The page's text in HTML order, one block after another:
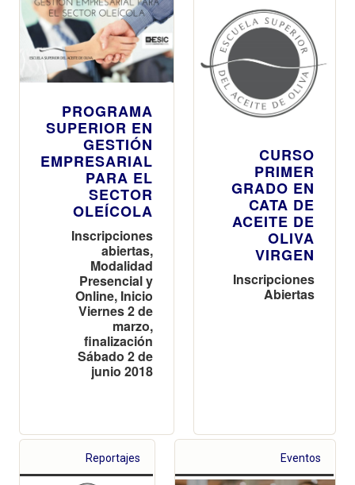
PROGRAMA
SUPERIOR EN
GESTIÓN
EMPRESARIAL
PARA EL
SECTOR
OLEÍCOLA
Inscripciones
abiertas,
Modalidad
Presencial y
Online, Inicio
Viernes 2 de
marzo,
finalización
Sábado 2 de
junio 2018
CURSO
PRIMER
GRADO EN
CATA DE
ACEITE DE
OLIVA
VIRGEN
Inscripciones
Abiertas
Reportajes Eventos